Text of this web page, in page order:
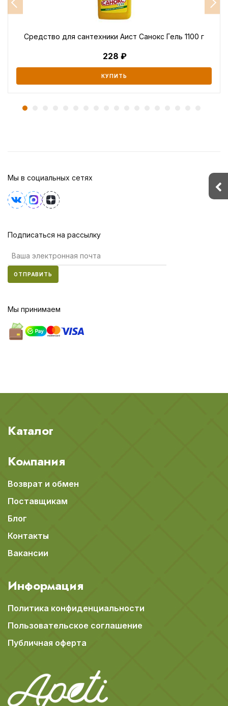
Средство для сантехники Аист Санокс Гель 1100 г
228
КУПИТЬ
Мы в социальных сетях
Подписаться на рассылку
ОТПРАВИТЬ
Мы принимаем
Каталог
Компания
Возврат и обмен
Поставщикам
Блог
Контакты
Вакансии
Информация
Политика конфиденциальности
Пользовательское соглашение
Публичная оферта